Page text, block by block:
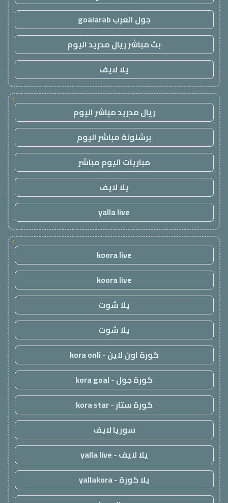
جول العرب goalarab
بث مباشر ريال مدريد اليوم
يلا لايف
!
ريال مدريد مباشر اليوم
برشلونة مباشر اليوم
مباريات اليوم مباشر
يلا لايف
yalla live
!
koora live
koora live
يلا شوت
يلا شوت
كورة اون لاين - kora onli
كورة جول - kora goal
كورة ستار - kora star
سوريا لايف
يلا لايف - yalla live
يلا كورة - yallakora